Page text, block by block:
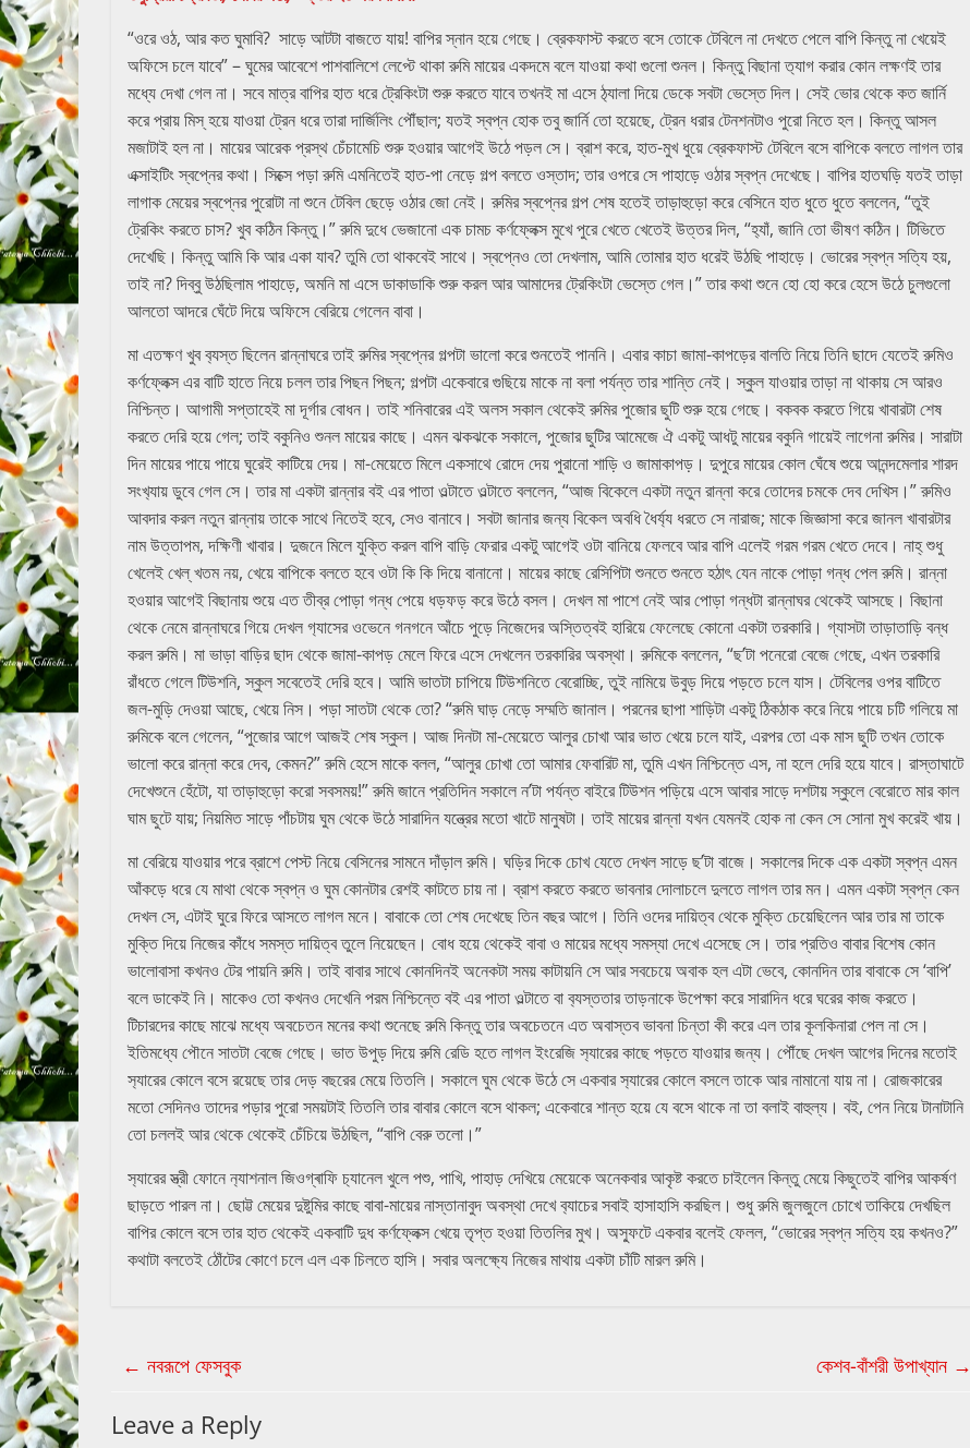
abekshan.com
“ওরে ওঠ, আর কত ঘুমাবি? সাড়ে আটটা বাজতে যায়! বাপির স্নান হয়ে গেছে। ব্রেকফাস্ট করতে বসে তোকে টেবিলে না দেখতে পেলে বাপি কিন্তু না খেয়েই
অফিসে চলে যাবে” – ঘুমের আবেশে পাশবালিশে লেপ্টে থাকা রুমি মায়ের একদমে বলে যাওয়া কথা গুলো শুনল। কিন্তু বিছানা ত‍্যাগ করার কোন লক্ষণই তার
মধ্যে দেখা গেল না। সবে মাত্র বাপির হাত ধরে ট্রেকিংটা শুরু করতে যাবে তখনই মা এসে ঠ‍্যালা দিয়ে ডেকে সবটা ভেস্তে দিল। সেই ভোর থেকে কত জার্নি
করে প্রায় মিস্ হয়ে যাওয়া ট্রেন ধরে তারা দার্জিলিং পৌঁছাল; যতই স্বপ্ন হোক তবু জার্নি তো হয়েছে, ট্রেন ধরার টেনশনটাও পুরো নিতে হল। কিন্তু আসল
মজাটাই হল না। মায়ের আরেক প্রস্থ চেঁচামেচি শুরু হওয়ার আগেই উঠে পড়ল সে। ব্রাশ করে, হাত-মুখ ধুয়ে ব্রেকফাস্ট টেবিলে বসে বাপিকে বলতে লাগল তার
এক্সাইটিং স্বপ্নের কথা। সিক্সে পড়া রুমি এমনিতেই হাত-পা নেড়ে গল্প বলতে ওস্তাদ; তার ওপরে সে পাহাড়ে ওঠার স্বপ্ন দেখেছে। বাপির হাতঘড়ি যতই তাড়া
লাগাক মেয়ের স্বপ্নের পুরোটা না শুনে টেবিল ছেড়ে ওঠার জো নেই। রুমির স্বপ্নের গল্প শেষ হতেই তাড়াহুড়ো করে বেসিনে হাত ধুতে ধুতে বললেন, “তুই
ট্রেকিং করতে চাস? খুব কঠিন কিন্তু।” রুমি দুধে ভেজানো এক চামচ কর্ণফ্লেক্স মুখে পুরে খেতে খেতেই উত্তর দিল, “হ‍্যাঁ, জানি তো ভীষণ কঠিন। টিভিতে
দেখেছি। কিন্তু আমি কি আর একা যাব? তুমি তো থাকবেই সাথে। স্বপ্নেও তো দেখলাম, আমি তোমার হাত ধরেই উঠছি পাহাড়ে। ভোরের স্বপ্ন সত্যি হয়,
তাই না? দিব্বু উঠছিলাম পাহাড়ে, অমনি মা এসে ডাকাডাকি শুরু করল আর আমাদের ট্রেকিংটা ভেস্তে গেল।” তার কথা শুনে হো হো করে হেসে উঠে চুলগুলো
আলতো আদরে ঘেঁটে দিয়ে অফিসে বেরিয়ে গেলেন বাবা।
মা এতক্ষণ খুব ব‍্যস্ত ছিলেন রান্নাঘরে তাই রুমির স্বপ্নের গল্পটা ভালো করে শুনতেই পাননি। এবার কাচা জামা-কাপড়ের বালতি নিয়ে তিনি ছাদে যেতেই রুমিও
কর্ণফ্লেক্স এর বাটি হাতে নিয়ে চলল তার পিছন পিছন; গল্পটা একেবারে গুছিয়ে মাকে না বলা পর্যন্ত তার শান্তি নেই। স্কুল যাওয়ার তাড়া না থাকায় সে আরও
নিশ্চিন্ত। আগামী সপ্তাহেই মা দূর্গার বোধন। তাই শনিবারের এই অলস সকাল থেকেই রুমির পুজোর ছুটি শুরু হয়ে গেছে। বকবক করতে গিয়ে খাবারটা শেষ
করতে দেরি হয়ে গেল; তাই বকুনিও শুনল মায়ের কাছে। এমন ঝকঝকে সকালে, পুজোর ছুটির আমেজে ঐ একটু আধটু মায়ের বকুনি গায়েই লাগেনা রুমির। সারাটা
দিন মায়ের পায়ে পায়ে ঘুরেই কাটিয়ে দেয়। মা-মেয়েতে মিলে একসাথে রোদে দেয় পুরানো শাড়ি ও জামাকাপড়। দুপুরে মায়ের কোল ঘেঁষে শুয়ে আনন্দমেলার শারদ
সংখ‍্যায় ডুবে গেল সে। তার মা একটা রান্নার বই এর পাতা ওল্টাতে ওল্টাতে বললেন, “আজ বিকেলে একটা নতুন রান্না করে তোদের চমকে দেব দেখিস।” রুমিও
আবদার করল নতুন রান্নায় তাকে সাথে নিতেই হবে, সেও বানাবে। সবটা জানার জন্য বিকেল অবধি ধৈর্য্য ধরতে সে নারাজ; মাকে জিজ্ঞাসা করে জানল খাবারটার
নাম উত্তাপম, দক্ষিণী খাবার। দুজনে মিলে যুক্তি করল বাপি বাড়ি ফেরার একটু আগেই ওটা বানিয়ে ফেলবে আর বাপি এলেই গরম গরম খেতে দেবে। নাহ্ শুধু
খেলেই খেল্ খতম নয়, খেয়ে বাপিকে বলতে হবে ওটা কি কি দিয়ে বানানো। মায়ের কাছে রেসিপিটা শুনতে শুনতে হঠাৎ যেন নাকে পোড়া গন্ধ পেল রুমি। রান্না
হওয়ার আগেই বিছানায় শুয়ে এত তীব্র পোড়া গন্ধ পেয়ে ধড়ফড় করে উঠে বসল। দেখল মা পাশে নেই আর পোড়া গন্ধটা রান্নাঘর থেকেই আসছে। বিছানা
থেকে নেমে রান্নাঘরে গিয়ে দেখল গ‍্যাসের ওভেনে গনগনে আঁচে পুড়ে নিজেদের অস্তিত্বই হারিয়ে ফেলেছে কোনো একটা তরকারি। গ্যাসটা তাড়াতাড়ি বন্ধ
করল রুমি। মা ভাড়া বাড়ির ছাদ থেকে জামা-কাপড় মেলে ফিরে এসে দেখলেন তরকারির অবস্থা। রুমিকে বললেন, “ছ’টা পনেরো বেজে গেছে, এখন তরকারি
রাঁধতে গেলে টিউশনি, স্কুল সবেতেই দেরি হবে। আমি ভাতটা চাপিয়ে টিউশনিতে বেরোচ্ছি, তুই নামিয়ে উবুড় দিয়ে পড়তে চলে যাস। টেবিলের ওপর বাটিতে
জল-মুড়ি দেওয়া আছে, খেয়ে নিস। পড়া সাতটা থেকে তো? “রুমি ঘাড় নেড়ে সম্মতি জানাল। পরনের ছাপা শাড়িটা একটু ঠিকঠাক করে নিয়ে পায়ে চটি গলিয়ে মা
রুমিকে বলে গেলেন, “পুজোর আগে আজই শেষ স্কুল। আজ দিনটা মা-মেয়েতে আলুর চোখা আর ভাত খেয়ে চলে যাই, এরপর তো এক মাস ছুটি তখন তোকে
ভালো করে রান্না করে দেব, কেমন?” রুমি হেসে মাকে বলল, “আলুর চোখা তো আমার ফেবারিট মা, তুমি এখন নিশ্চিন্তে এস, না হলে দেরি হয়ে যাবে। রাস্তাঘাটে
দেখেশুনে হেঁটো, যা তাড়াহুড়ো করো সবসময়!” রুমি জানে প্রতিদিন সকালে ন’টা পর্যন্ত বাইরে টিউশন পড়িয়ে এসে আবার সাড়ে দশটায় স্কুলে বেরোতে মার কাল
ঘাম ছুটে যায়; নিয়মিত সাড়ে পাঁচটায় ঘুম থেকে উঠে সারাদিন যন্ত্রের মতো খাটে মানুষটা। তাই মায়ের রান্না যখন যেমনই হোক না কেন সে সোনা মুখ করেই খায়।
মা বেরিয়ে যাওয়ার পরে ব্রাশে পেস্ট নিয়ে বেসিনের সামনে দাঁড়াল রুমি। ঘড়ির দিকে চোখ যেতে দেখল সাড়ে ছ’টা বাজে। সকালের দিকে এক একটা স্বপ্ন এমন
আঁকড়ে ধরে যে মাথা থেকে স্বপ্ন ও ঘুম কোনটার রেশই কাটতে চায় না। ব্রাশ করতে করতে ভাবনার দোলাচলে দুলতে লাগল তার মন। এমন একটা স্বপ্ন কেন
দেখল সে, এটাই ঘুরে ফিরে আসতে লাগল মনে। বাবাকে তো শেষ দেখেছে তিন বছর আগে। তিনি ওদের দায়িত্ব থেকে মুক্তি চেয়েছিলেন আর তার মা তাকে
মুক্তি দিয়ে নিজের কাঁধে সমস্ত দায়িত্ব তুলে নিয়েছেন। বোধ হয়ে থেকেই বাবা ও মায়ের মধ্যে সমস্যা দেখে এসেছে সে। তার প্রতিও বাবার বিশেষ কোন
ভালোবাসা কখনও টের পায়নি রুমি। তাই বাবার সাথে কোনদিনই অনেকটা সময় কাটায়নি সে আর সবচেয়ে অবাক হল এটা ভেবে, কোনদিন তার বাবাকে সে ‘বাপি’
বলে ডাকেই নি। মাকেও তো কখনও দেখেনি পরম নিশ্চিন্তে বই এর পাতা ওল্টাতে বা ব‍্যস্ততার তাড়নাকে উপেক্ষা করে সারাদিন ধরে ঘরের কাজ করতে।
টিচারদের কাছে মাঝে মধ্যে অবচেতন মনের কথা শুনেছে রুমি কিন্তু তার অবচেতনে এত অবাস্তব ভাবনা চিন্তা কী করে এল তার কূলকিনারা পেল না সে।
ইতিমধ্যে পৌনে সাতটা বেজে গেছে। ভাত উপুড় দিয়ে রুমি রেডি হতে লাগল ইংরেজি স‍্যারের কাছে পড়তে যাওয়ার জন্য। পৌঁছে দেখল আগের দিনের মতোই
স‍্যারের কোলে বসে রয়েছে তার দেড় বছরের মেয়ে তিতলি। সকালে ঘুম থেকে উঠে সে একবার স‍্যারের কোলে বসলে তাকে আর নামানো যায় না। রোজকারের
মতো সেদিনও তাদের পড়ার পুরো সময়টাই তিতলি তার বাবার কোলে বসে থাকল; একেবারে শান্ত হয়ে যে বসে থাকে না তা বলাই বাহুল্য। বই, পেন নিয়ে টানাটানি
তো চললই আর থেকে থেকেই চেঁচিয়ে উঠছিল, “বাপি বেরু তলো।”
স‍্যারের স্ত্রী ফোনে ন‍্যাশনাল জিওগ্ৰাফি চ‍্যানেল খুলে পশু, পাখি, পাহাড় দেখিয়ে মেয়েকে অনেকবার আকৃষ্ট করতে চাইলেন কিন্তু মেয়ে কিছুতেই বাপির আকর্ষণ
ছাড়তে পারল না। ছোট্ট মেয়ের দুষ্টুমির কাছে বাবা-মায়ের নাস্তানাবুদ অবস্থা দেখে ব‍্যাচের সবাই হাসাহাসি করছিল। শুধু রুমি জুলজুলে চোখে তাকিয়ে দেখছিল
বাপির কোলে বসে তার হাত থেকেই একবাটি দুধ কর্ণফ্লেক্স খেয়ে তৃপ্ত হওয়া তিতলির মুখ। অস্ফুটে একবার বলেই ফেলল, “ভোরের স্বপ্ন সত্যি হয় কখনও?”
কথাটা বলতেই ঠোঁটের কোণে চলে এল এক চিলতে হাসি। সবার অলক্ষ্যে নিজের মাথায় একটা চাঁটি মারল রুমি।
← নবরূপে ফেসবুক কেশব-বাঁশরী উপাখ্যান →
Leave a Reply